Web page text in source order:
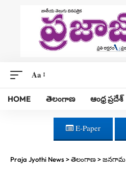
Aa
HOME తెలంగాణ ఆంధ్ర ప్రదేశ్
E-Paper
Praja Jyothi News>తెలంగాణ>జనగామ